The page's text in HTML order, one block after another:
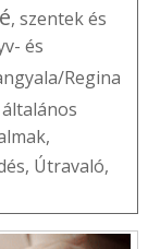
, szentek és
és
Regina
általános
,
, Útravaló,